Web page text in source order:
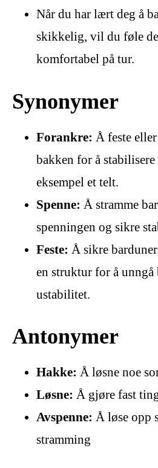
Når du har lært deg å
skikkelig, vil du føle
komfortabel på tur.
Synonymer
Forankre: Å feste
bakken for å
eksempel et telt.
Spenne: Å stramme
spenningen og sikre
Feste: Å sikre
en struktur for å unngå
ustabilitet.
Antonymer
Hakke: Å løsne noe
Løsne: Å gjøre fast
Avspenne: Å løse opp
stramming